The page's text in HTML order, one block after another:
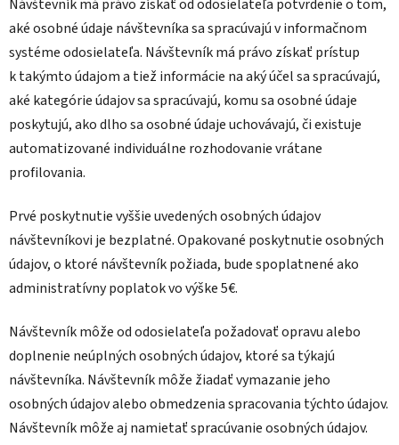
Návštevník má právo získať od odosielateľa potvrdenie o tom,
aké osobné údaje návštevníka sa spracúvajú v informačnom
systéme odosielateľa. Návštevník má právo získať prístup
k takýmto údajom a tiež informácie na aký účel sa spracúvajú,
aké kategórie údajov sa spracúvajú, komu sa osobné údaje
poskytujú, ako dlho sa osobné údaje uchovávajú, či existuje
automatizované individuálne rozhodovanie vrátane
profilovania.
Prvé poskytnutie vyššie uvedených osobných údajov
návštevníkovi je bezplatné. Opakované poskytnutie osobných
údajov, o ktoré návštevník požiada, bude spoplatnené ako
administratívny poplatok vo výške 5€.
Návštevník môže od odosielateľa požadovať opravu alebo
doplnenie neúplných osobných údajov, ktoré sa týkajú
návštevníka. Návštevník môže žiadať vymazanie jeho
osobných údajov alebo obmedzenia spracovania týchto údajov.
Návštevník môže aj namietať spracúvanie osobných údajov.